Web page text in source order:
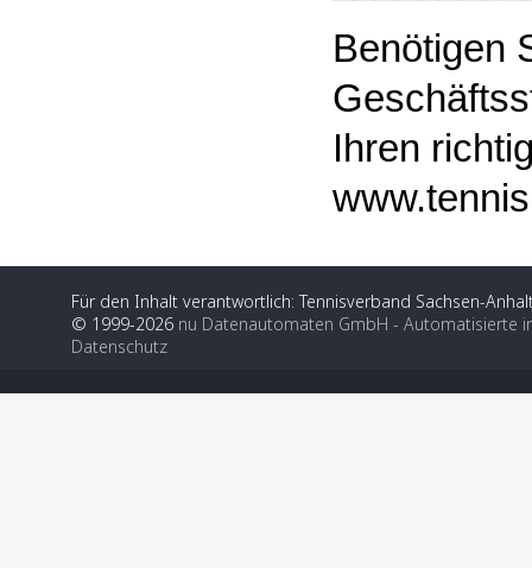
Benötigen
Ihren
Für den Inhalt verantwortlich: Tennisverband Sachsen-
© 1999-2026 nu Datenautomaten GmbH - Automatisierte
Datenschutz